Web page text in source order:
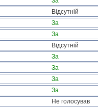
Відсутній
За
За
Відсутній
За
За
За
За
Не голосував